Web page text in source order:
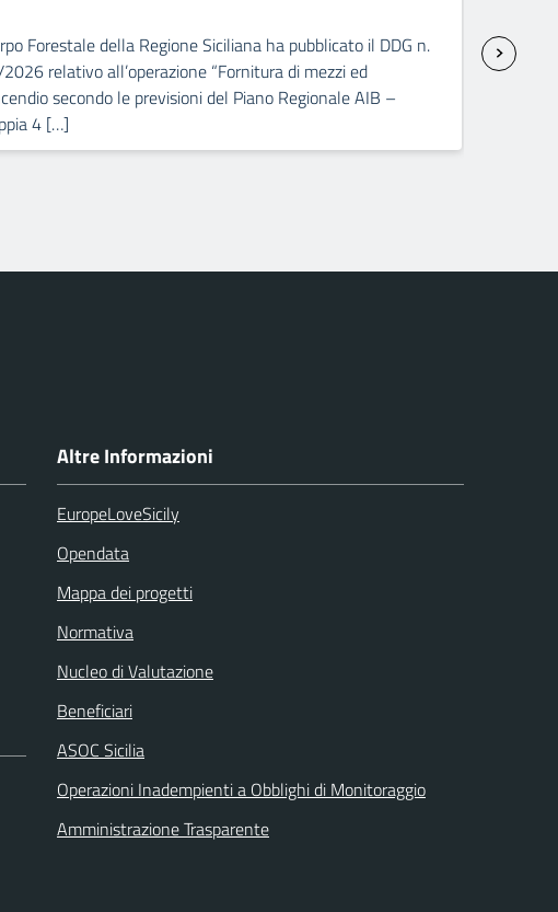
Forestale della Regione Siciliana ha pubblicato il DDG n.
relativo all’operazione “Fornitura di mezzi ed
secondo le previsioni del Piano Regionale AIB –
4 […]
Altre Informazioni
EuropeLoveSicily
Opendata
Mappa dei progetti
Normativa
Nucleo di Valutazione
Beneficiari
ASOC Sicilia
Operazioni Inadempienti a Obblighi di Monitoraggio
Amministrazione Trasparente